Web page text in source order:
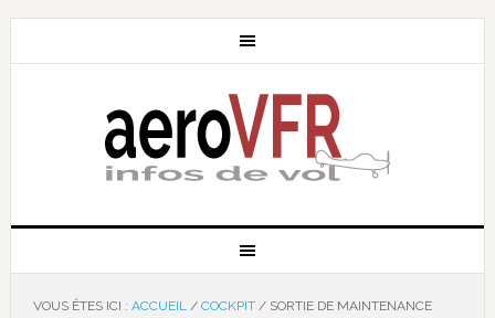
VOUS ÊTES ICI : ACCUEIL / COCKPIT /SORTIE DE MAINTENANCE